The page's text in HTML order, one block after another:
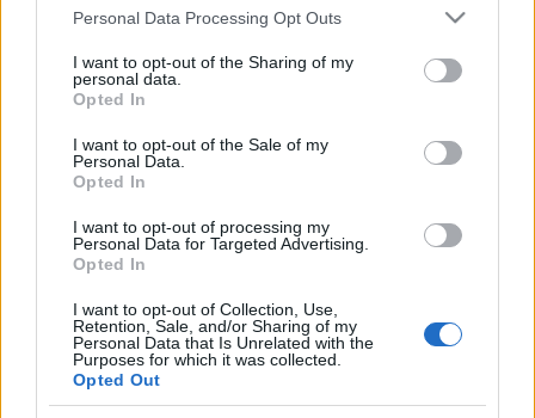
Please note that this website/app uses one or more Google
not limited to your visit or usage behaviour. You may click to
grant or deny consent to Google and its third-party tags to
use your data for below specified purposes in below Google
consent section.
Personal Data Processing Opt Outs
I want to opt-out of the Sharing of my
personal data.
Opted In
I want to opt-out of the Sale of my
Personal Data.
Opted In
I want to opt-out of processing my
Personal Data for Targeted Advertising.
Opted In
I want to opt-out of Collection, Use,
Retention, Sale, and/or Sharing of my
Personal Data that Is Unrelated with the
Purposes for which it was collected.
Opted Out
főfellépője emellett az új anyagát szokatlan módon
mailben küldözgető Kolin, illetve természetesen a
rezidens Kecske és Pipo.
Címkék:indie pop
Ajánlott bejegyzések:
Ez megy most az új Lángolón